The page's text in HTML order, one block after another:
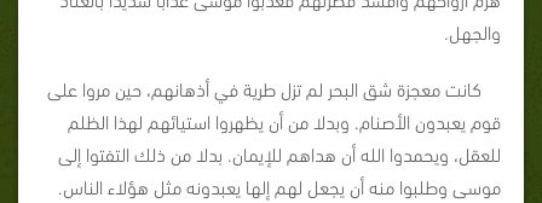
والجهل.
كانت معجزة شق البحر لم تزل طرية في أذهانهم، حين مروا على
قوم يعبدون الأصنام. وبدلا من أن يظهروا استيائهم لهذا الظلم
للعقل، ويحمدوا الله أن هداهم للإيمان. بدلا من ذلك التفتوا إلى
موسى وطلبوا منه أن يجعل لهم إلها يعبدونه مثل هؤلاء الناس.